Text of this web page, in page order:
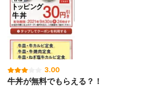
3.00
牛丼が無料でもらえる？！